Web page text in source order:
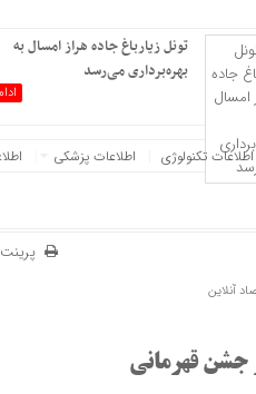
تونل زیارباغ جاده هراز امسال به
بهره‌برداری می‌رسد
اطلاعات تکنولوژی اطلاعات پزشکی
پرینت
آنلاین
جشن قهرمانی